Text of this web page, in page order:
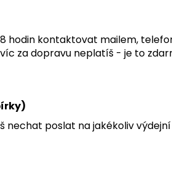
kontaktovat mailem,
za dopravu neplatíš - je to
nechat poslat na jakékoliv